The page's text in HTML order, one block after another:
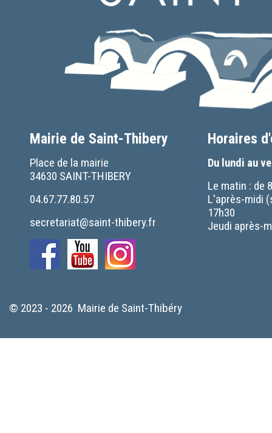
Mairie de Saint-Thibery
Place de la mairie
34630 SAINT-THIBERY
04.67.77.80.57
secretariat@saint-thibery.fr
Horaires
Du lundi au
Le matin : de
L'après-midi
17h30
Jeudi après-
© 2023 - 2026 Mairie de Saint-Thibéry